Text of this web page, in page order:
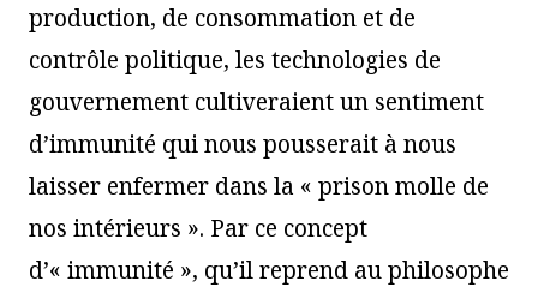
production, de consommation et de
contrôle politique, les technologies de
gouvernement cultiveraient un sentiment
d’immunité qui nous pousserait à nous
laisser enfermer dans la « prison molle de
nos intérieurs ». Par ce concept
d’« immunité », qu’il reprend au philosophe